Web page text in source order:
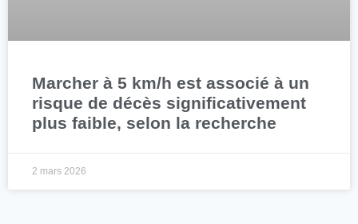
Marcher à 5 km/h est associé à un
risque de décès significativement
plus faible, selon la recherche
2 mars 2026